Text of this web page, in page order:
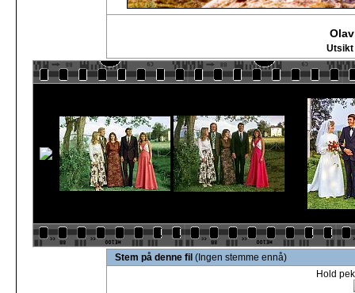
Utsikt
Stem på denne fil (Ingen stemme ennå)
Hold